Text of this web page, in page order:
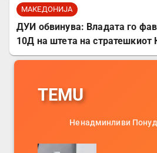
МАКЕДОНИЈА
ДУИ обвинува: Владата го
10Д на штета на стратешкиот
TEMU
Ненадминливи